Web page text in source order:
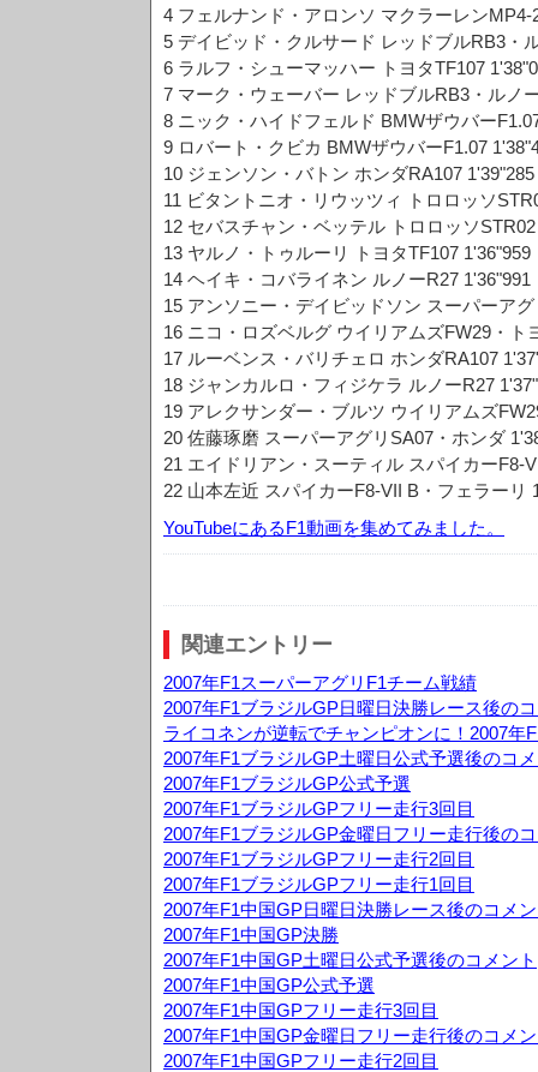
4 フェルナンド・アロンソ マクラーレンMP4-
5 デイビッド・クルサード レッドブルRB3・
6 ラルフ・シューマッハー トヨタTF107
7 マーク・ウェーバー レッドブルRB3・ルノ
8 ニック・ハイドフェルド BMWザウバー
9 ロバート・クビカ BMWザウバーF1.07
10 ジェンソン・バトン ホンダRA107 1'39"285
11 ビタントニオ・リウッツィ トロロッソ
12 セバスチャン・ベッテル トロロッソ
13 ヤルノ・トゥルーリ トヨタTF107 1'36"959
14 ヘイキ・コバライネン ルノーR27 1'36"991
15 アンソニー・デイビッドソン スーパーア
16 ニコ・ロズベルグ ウイリアムズFW29・ト
17 ルーベンス・バリチェロ ホンダRA107
18 ジャンカルロ・フィジケラ ルノーR27
19 アレクサンダー・ブルツ ウイリアムズ
20 佐藤琢磨 スーパーアグリSA07・ホンダ
21 エイドリアン・スーティル スパイカーF8-
22 山本左近 スパイカーF8-VII B・フェラーリ
YouTubeにあるF1動画を集めてみました。
関連エントリー
2007年F1スーパーアグリF1チーム戦績
2007年F1ブラジルGP日曜日決勝レース後の
ライコネンが逆転でチャンピオンに！2007年
2007年F1ブラジルGP土曜日公式予選後のコ
2007年F1ブラジルGP公式予選
2007年F1ブラジルGPフリー走行3回目
2007年F1ブラジルGP金曜日フリー走行後の
2007年F1ブラジルGPフリー走行2回目
2007年F1ブラジルGPフリー走行1回目
2007年F1中国GP日曜日決勝レース後のコメ
2007年F1中国GP決勝
2007年F1中国GP土曜日公式予選後のコメント
2007年F1中国GP公式予選
2007年F1中国GPフリー走行3回目
2007年F1中国GP金曜日フリー走行後のコメ
2007年F1中国GPフリー走行2回目